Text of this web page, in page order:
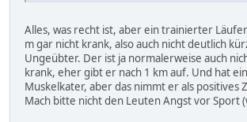
Alles, was recht ist, aber ein trainierter
m gar nicht krank, also auch nicht deutlich
Ungeübter. Der ist ja normalerweise auch
krank, eher gibt er nach 1 km auf. Und hat
Muskelkater, aber das nimmt er als positives
Mach bitte nicht den Leuten Angst vor Sport